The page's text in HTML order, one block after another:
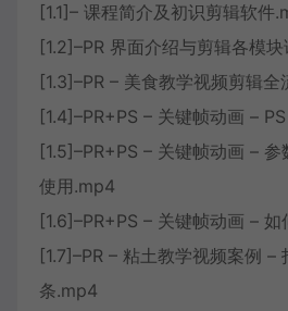
[1.1]– 课程简介及初识剪辑软件
[1.2]–PR 界面介绍与剪辑各模
[1.3]–PR – 美食教学视频剪辑
[1.4]–PR+PS – 关键帧动画 –
[1.5]–PR+PS – 关键帧动画 –
使用.mp4
[1.6]–PR+PS – 关键帧动画 –
[1.7]–PR – 粘土教学视频案例 –
条.mp4